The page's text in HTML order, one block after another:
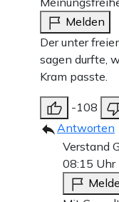
Melden
Der unter
sagen durfte,
Kram passte.
-108
Antworten
Verstand
08:15 Uhr